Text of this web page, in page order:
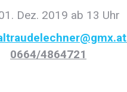
Dez. 2019 ab 13 Uhr
0664/4864721